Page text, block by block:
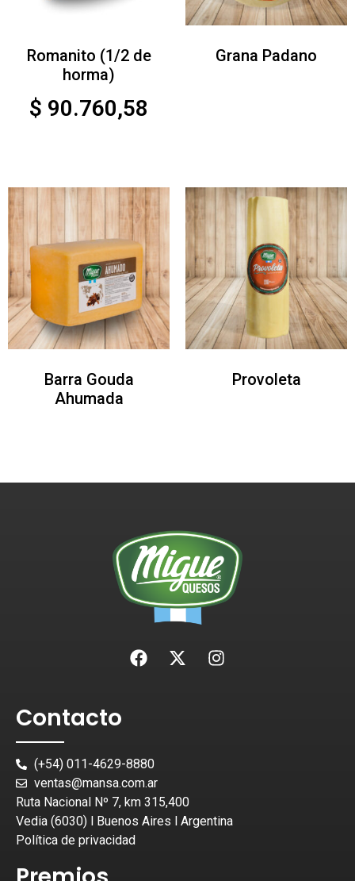
Romanito (1/2 de
horma)
$ 90.760,58
Grana Padano
Barra Gouda
Ahumada
Provoleta
Contacto
(+54) 011-4629-8880
ventas@mansa.com.ar
Ruta Nacional Nº 7, km 315,400
Vedia (6030) l Buenos Aires l Argentina
Política de privacidad